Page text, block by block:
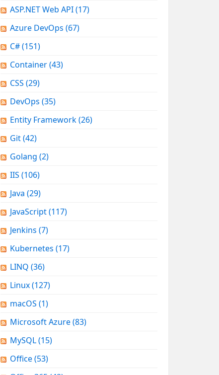
ASP.NET Web API(17)
Azure DevOps (67)
C#(151)
Container(43)
CSS (29)
DevOps (35)
Entity Framework(26)
Git(42)
Golang (2)
IIS (106)
Java (29)
JavaScript(117)
Jenkins (7)
Kubernetes (17)
LINQ (36)
Linux(127)
macOS (1)
Microsoft Azure(83)
MySQL(15)
Office(53)